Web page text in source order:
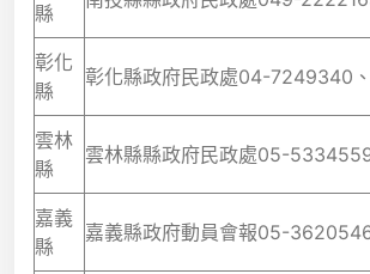
縣
彰化
縣
彰化縣政府民政處04-7249340
雲林
縣
雲林縣縣政府民政處05-
嘉義
縣
嘉義縣政府動員會報05-